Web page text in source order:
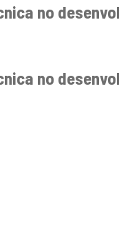
no
no